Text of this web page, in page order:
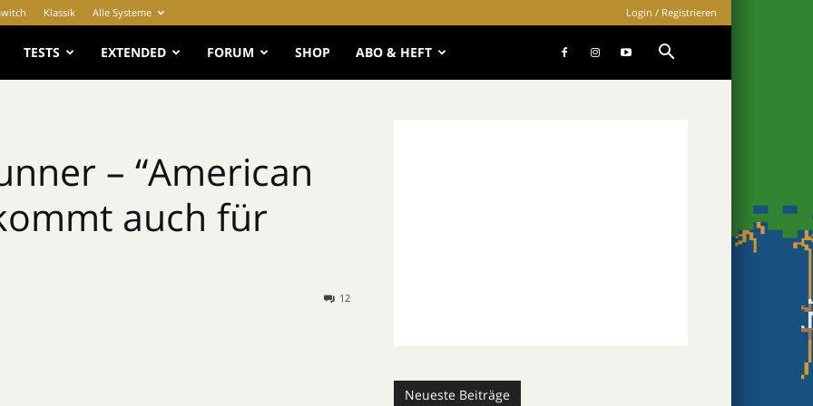
Klassik Alle Systeme Login / Registrieren
TESTS EXTENDED FORUM SHOP ABO & HEFT
– “American
auch für
12
Neueste Beiträge